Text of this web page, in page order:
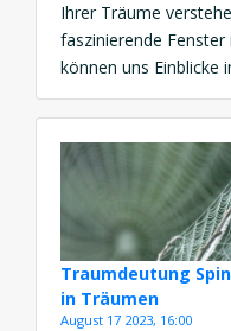
Ihrer Träume
faszinierende Fenster
können uns Einblicke
Gedanken geben. Oft
und schwer zu
haben sich im Laufe
herausgebildet, […]
Traumdeutung
in Träumen
August 17 2023, 16:00